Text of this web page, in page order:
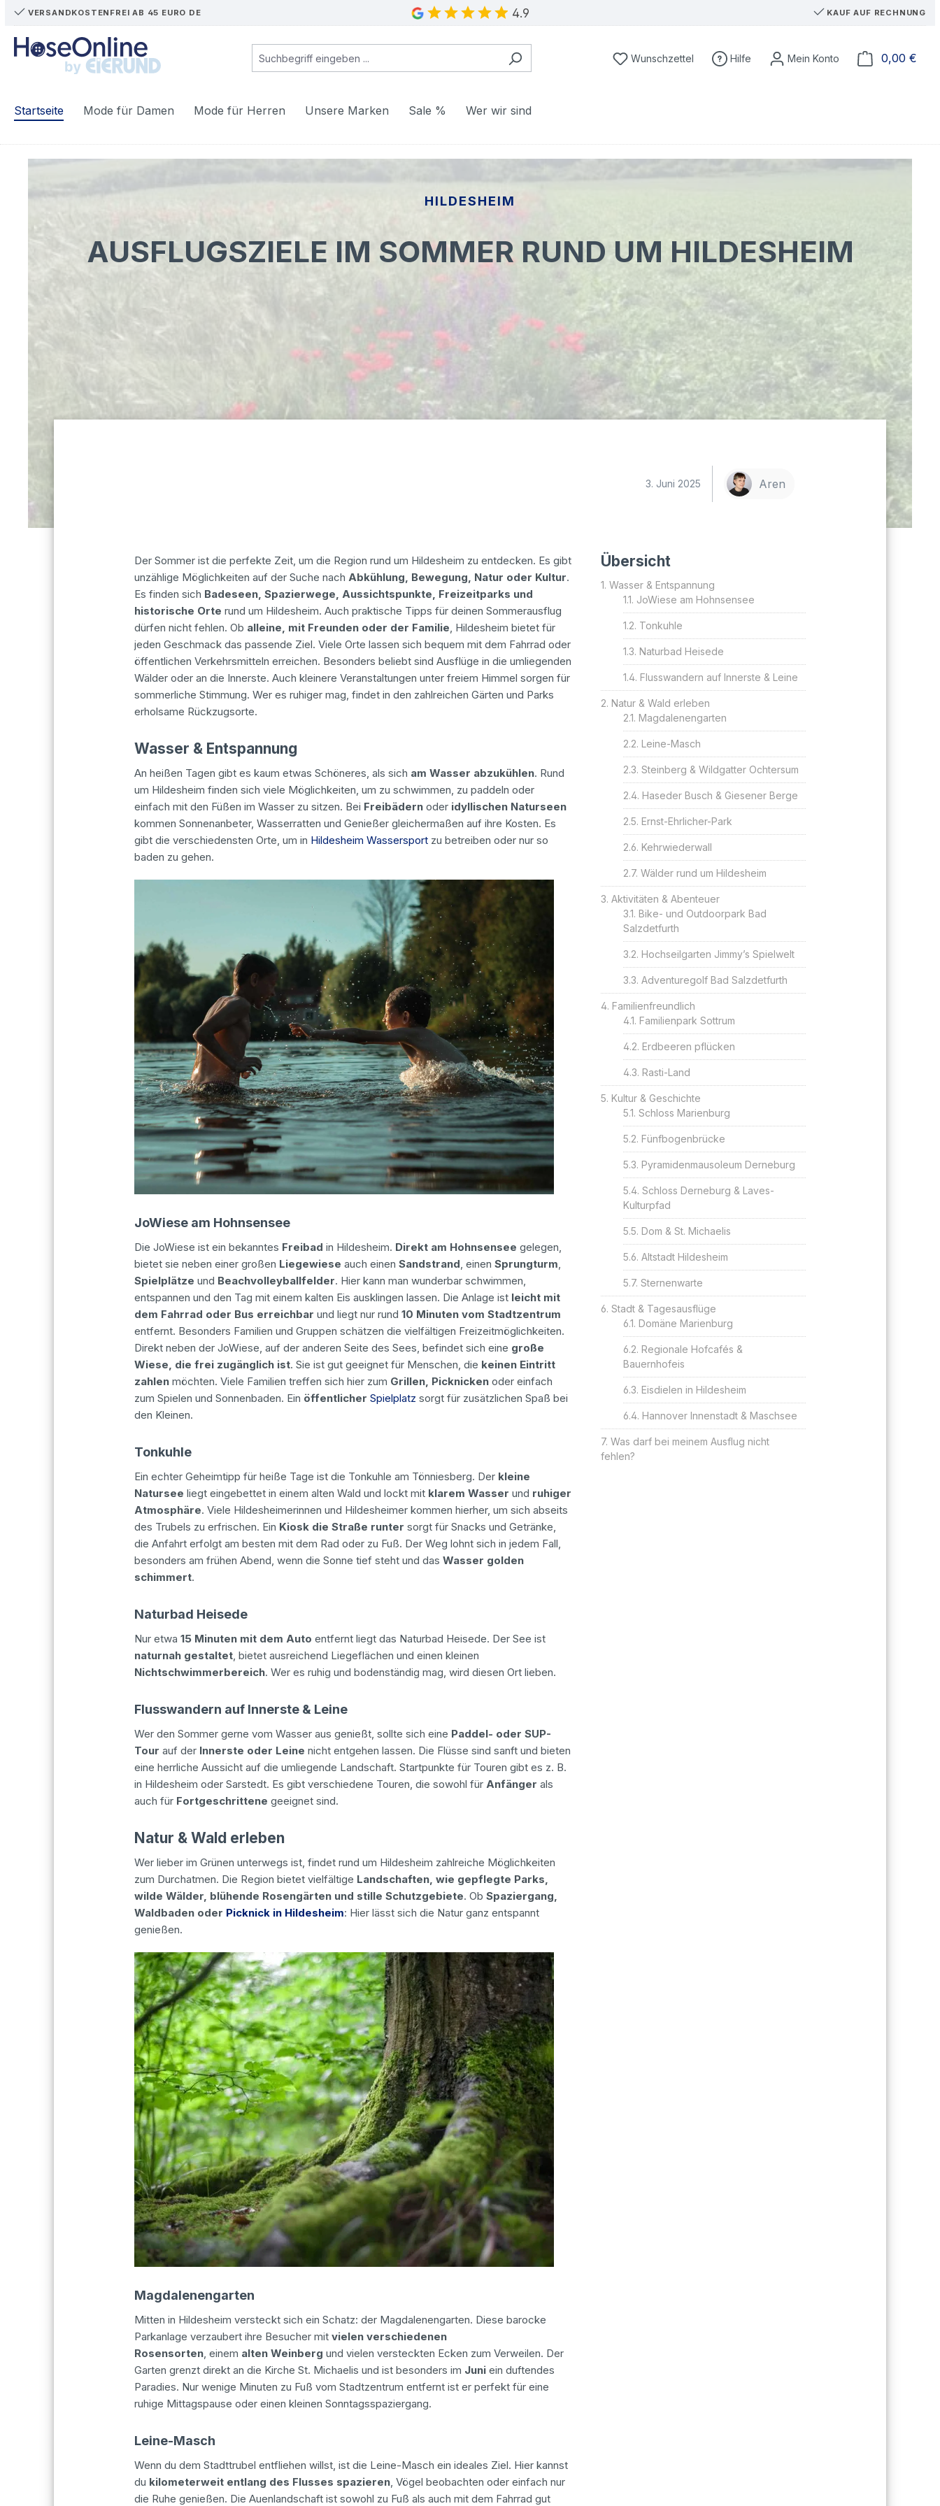
Hauptinhalt springen
Zur Suche springen
Zur Hauptnavigation springen
VERSANDKOSTENFREI AB 45 EURO DE 4.9 KAUF AUF RECHNUNG
Du hast 0 Produkte auf dem Merkzettel
Wunschzettel Hilfe 0,00 €
Startseite Mode für Damen Mode für Herren Unsere Marken Sale % Wer wir sind
HILDESHEIM
AUSFLUGSZIELE IM SOMMER RUND UM HILDESHEIM
3. Juni 2025 Aren
Übersicht
Wasser & Entspannung
JoWiese am Hohnsensee
Tonkuhle
Naturbad Heisede
Flusswandern auf Innerste & Leine
Natur & Wald erleben
Magdalenengarten
Leine-Masch
Steinberg & Wildgatter Ochtersum
Haseder Busch & Giesener Berge
Ernst-Ehrlicher-Park
Kehrwiederwall
Wälder rund um Hildesheim
Aktivitäten & Abenteuer
Bike- und Outdoorpark Bad
Salzdetfurth
Hochseilgarten Jimmy’s Spielwelt
Adventuregolf Bad Salzdetfurth
Familienfreundlich
Familienpark Sottrum
Erdbeeren pflücken
Rasti-Land
Kultur & Geschichte
Schloss Marienburg
Fünfbogenbrücke
Pyramidenmausoleum Derneburg
Schloss Derneburg & Laves-
Kulturpfad
Dom & St. Michaelis
Altstadt Hildesheim
Sternenwarte
Stadt & Tagesausflüge
Domäne Marienburg
Regionale Hofcafés &
Bauernhofeis
Eisdielen in Hildesheim
Hannover Innenstadt & Maschsee
Was darf bei meinem Ausflug nicht
fehlen?
Der Sommer ist die perfekte Zeit, um die Region rund um Hildesheim zu entdecken. Es gibt
unzählige Möglichkeiten auf der Suche nach Abkühlung, Bewegung, Natur oder Kultur.
Es finden sich Badeseen, Spazierwege, Aussichtspunkte, Freizeitparks und
historische Orte rund um Hildesheim. Auch praktische Tipps für deinen Sommerausflug
dürfen nicht fehlen. Ob alleine, mit Freunden oder der Familie , Hildesheim bietet für
jeden Geschmack das passende Ziel. Viele Orte lassen sich bequem mit dem Fahrrad oder
öffentlichen Verkehrsmitteln erreichen. Besonders beliebt sind Ausflüge in die umliegenden
Wälder oder an die Innerste. Auch kleinere Veranstaltungen unter freiem Himmel sorgen für
sommerliche Stimmung. Wer es ruhiger mag, findet in den zahlreichen Gärten und Parks
erholsame Rückzugsorte.
Wasser & Entspannung
An heißen Tagen gibt es kaum etwas Schöneres, als sich am Wasser abzukühlen. Rund
um Hildesheim finden sich viele Möglichkeiten, um zu schwimmen, zu paddeln oder
einfach mit den Füßen im Wasser zu sitzen. Bei Freibädern oder idyllischen Naturseen
kommen Sonnenanbeter, Wasserratten und Genießer gleichermaßen auf ihre Kosten. Es
gibt die verschiedensten Orte, um in Hildesheim Wassersport zu betreiben oder nur so
baden zu gehen.
JoWiese am Hohnsensee
Die JoWiese ist ein bekanntes Freibad in Hildesheim. Direkt am Hohnsensee gelegen,
bietet sie neben einer großen Liegewiese auch einenSandstrand , einenSprungturm
Spielplätze und Beachvolleyballfelder. Hier kann man wunderbar schwimmen,
entspannen und den Tag mit einem kalten Eis ausklingen lassen. Die Anlage ist leicht mit
dem Fahrrad oder Bus erreichbar und liegt nur rund10 Minuten vom Stadtzentrum
entfernt. Besonders Familien und Gruppen schätzen die vielfältigen Freizeitmöglichkeiten.
Direkt neben der JoWiese, auf der anderen Seite des Sees, befindet sich eine große
Wiese, die frei zugänglich ist. Sie ist gut geeignet für Menschen, die keinen Eintritt
zahlen möchten. Viele Familien treffen sich hier zum Grillen, Picknicken oder einfach
zum Spielen und Sonnenbaden. Ein öffentlicherSpielplatz sorgt für zusätzlichen Spaß bei
den Kleinen.
Tonkuhle
Ein echter Geheimtipp für heiße Tage ist die Tonkuhle am Tönniesberg. Der kleine
Natursee liegt eingebettet in einem alten Wald und lockt mit klarem Wasser und ruhiger
Atmosphäre. Viele Hildesheimerinnen und Hildesheimer kommen hierher, um sich abseits
des Trubels zu erfrischen. Ein Kiosk die Straße runter sorgt für Snacks und Getränke,
die Anfahrt erfolgt am besten mit dem Rad oder zu Fuß. Der Weg lohnt sich in jedem Fall,
besonders am frühen Abend, wenn die Sonne tief steht und dasWasser golden
schimmert.
Naturbad Heisede
Nur etwa15 Minuten mit dem Auto entfernt liegt das Naturbad Heisede. Der See ist
naturnah gestaltet , bietet ausreichend Liegeflächen und einen kleinen
Nichtschwimmerbereich. Wer es ruhig und bodenständig mag, wird diesen Ort lieben.
Flusswandern auf Innerste & Leine
Wer den Sommer gerne vom Wasser aus genießt, sollte sich eine Paddel- oder SUP-
Tour auf der Innerste oder Leine nicht entgehen lassen. Die Flüsse sind sanft und bieten
eine herrliche Aussicht auf die umliegende Landschaft. Startpunkte für Touren gibt es z. B.
in Hildesheim oder Sarstedt. Es gibt verschiedene Touren, die sowohl für Anfänger als
auch für Fortgeschrittene geeignet sind.
Natur & Wald erleben
Wer lieber im Grünen unterwegs ist, findet rund um Hildesheim zahlreiche Möglichkeiten
zum Durchatmen. Die Region bietet vielfältige Landschaften, wie gepflegte Parks,
wilde Wälder, blühende Rosengärten und stille Schutzgebiete. ObSpaziergang,
Waldbaden oder Picknick in Hildesheim: Hier lässt sich die Natur ganz entspannt
genießen.
Magdalenengarten
Mitten in Hildesheim versteckt sich ein Schatz: der Magdalenengarten. Diese barocke
Parkanlage verzaubert ihre Besucher mitvielen verschiedenen
Rosensorten , einem alten Weinberg und vielen versteckten Ecken zum Verweilen. Der
Garten grenzt direkt an die Kirche St. Michaelis und ist besonders im Juni ein duftendes
Paradies. Nur wenige Minuten zu Fuß vom Stadtzentrum entfernt ist er perfekt für eine
ruhige Mittagspause oder einen kleinen Sonntagsspaziergang.
Leine-Masch
Wenn du dem Stadttrubel entfliehen willst, ist die Leine-Masch ein ideales Ziel. Hier kannst
du kilometerweit entlang des Flusses spazieren , Vögel beobachten oder einfach nur
die Ruhe genießen. Die Auenlandschaft ist sowohl zu Fuß als auch mit dem Fahrrad gut